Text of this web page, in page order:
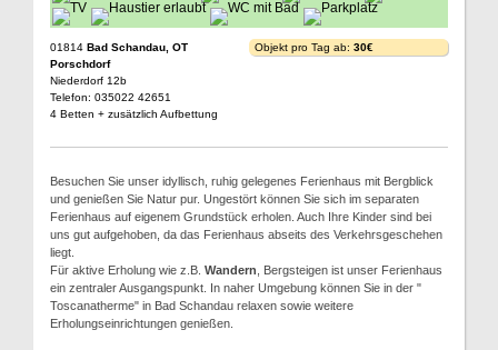
01814 Bad Schandau, OT
Porschdorf
Niederdorf 12b
Telefon: 035022 42651
4 Betten + zusätzlich Aufbettung
Objekt pro Tag ab: 30€
Besuchen Sie unser idyllisch, ruhig gelegenes Ferienhaus mit Bergblick
und genießen Sie Natur pur. Ungestört können Sie sich im separaten
Ferienhaus auf eigenem Grundstück erholen. Auch Ihre Kinder sind bei
uns gut aufgehoben, da das Ferienhaus abseits des Verkehrsgeschehen
liegt.
Für aktive Erholung wie z.B. Wandern , Bergsteigen ist unser Ferienhaus
ein zentraler Ausgangspunkt. In naher Umgebung können Sie in der "
Toscanatherme" in Bad Schandau relaxen sowie weitere
Erholungseinrichtungen genießen.